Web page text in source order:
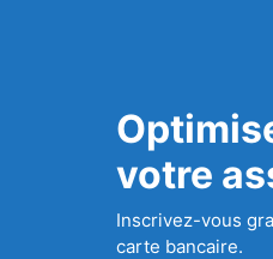
votre
Inscrivez-vous
carte bancaire.